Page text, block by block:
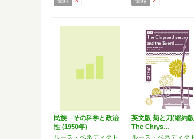
民族―その科学と政治
性 (1950年)
ルース・ベネディクト
英文版 菊と刀(縮約
The Chrys…
ルース・ベネディク